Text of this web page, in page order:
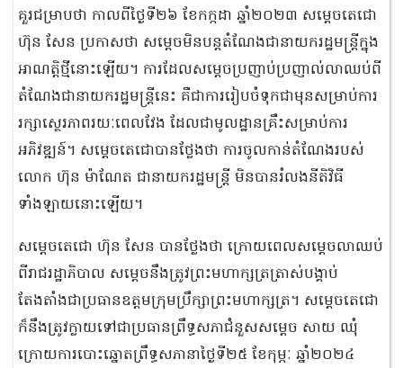
គួរជម្រាបថា កាលពីថ្ងៃទី២៦ ខែកក្កដា ឆ្នាំ២០២៣ សម្តេចតេជោ
ហ៊ុន សែន ប្រកាសថា សម្តេចមិនបន្តតំណែងជានាយករដ្ឋមន្ត្រីក្នុង
អាណត្តិថ្មីនោះឡើយ។ ការដែលសម្តេចប្រញាប់ប្រញាល់លាឈប់ពី
តំណែងជានាយករដ្ឋមន្ត្រីនេះ គឺជាការរៀបចំទុកជាមុនសម្រាប់ការ
រក្សាស្ថេរភាពរយៈពេលវែង ដែលជាមូលដ្ឋានគ្រឹះសម្រាប់ការ
អភិវឌ្ឍន៍។ សម្តេចតេជោបានថ្លែងថា ការចូលកាន់តំណែងរបស់
លោក ហ៊ុន ម៉ាណែត ជានាយករដ្ឋមន្ត្រី មិនបានរំលងនីតិវិធី
ទាំងឡាយនោះឡើយ។
សម្តេចតេជោ ហ៊ុន សែន បានថ្លែងថា ក្រោយពេលសម្តេចលាឈប់
ពីរាជរដ្ឋាភិបាល សម្តេចនឹងត្រូវព្រះមហាក្សត្រត្រាស់បង្គាប់
តែងតាំងជាប្រធានឧត្តមក្រុមប្រឹក្សាព្រះមហាក្សត្រ។ សម្តេចតេជោ
ក៏នឹងត្រូវក្លាយទៅជាប្រធានព្រឹទ្ធសភាជំនួសសម្តេច សាយ ឈុំ
ក្រោយការបោះឆ្នោតព្រឹទ្ធសភានាថ្ងៃទី២៥ ខែកុម្ភៈ ឆ្នាំ២០២៤